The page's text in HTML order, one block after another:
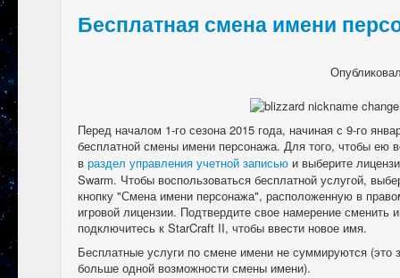
Бесплатная смена имени
Перед началом 1-го сезона 2015 года, начиная с 9-го
бесплатной смены имени персонажа. Для того, чтобы ею
в раздел управления учетной записью и выберите
Swarm. Чтобы воспользоваться бесплатной услугой,
кнопку "Смена имени персонажа", расположенную в
игровой лицензии. Подтвердите свое намерение сменить
подключитесь к StarCraft II, чтобы ввести новое имя.
Бесплатные услуги по смене имени не суммируются (это
больше одной возможности смены имени).